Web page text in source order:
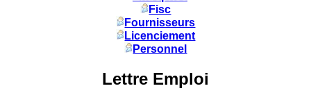
Fisc
Fournisseurs
Licenciement
Personnel
Lettre Emploi